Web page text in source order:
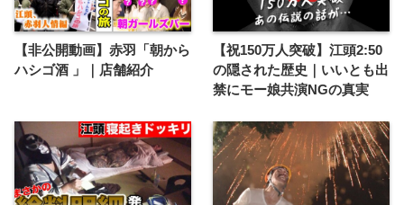
【非公開動画】赤羽「朝から
ハシゴ酒 」｜店舗紹介
【祝150万人突破】江頭2:50
の隠された歴史｜いいとも出
禁にモー娘共演NGの真実